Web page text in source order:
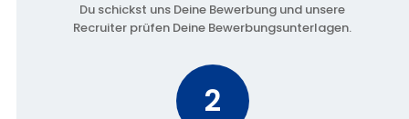
Du schickst uns Deine Bewerbung und unsere
Recruiter prüfen Deine Bewerbungsunterlagen.
2